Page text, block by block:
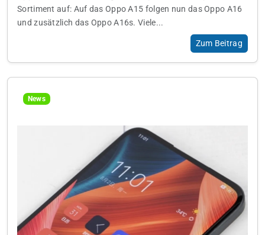
Sortiment auf: Auf das Oppo A15 folgen nun das Oppo A16
und zusätzlich das Oppo A16s. Viele...
Zum Beitrag
News